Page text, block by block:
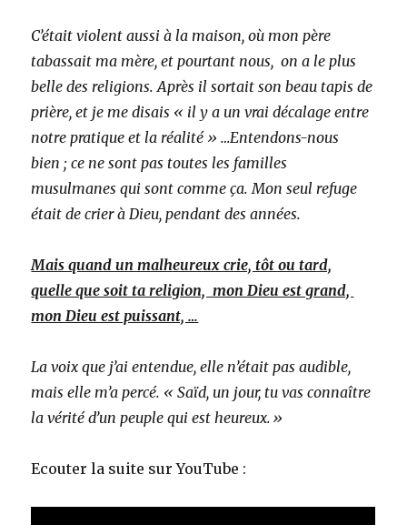
C’était violent aussi à la maison, où mon père
tabassait ma mère, et pourtant nous, on a le plus
belle des religions. Après il sortait son beau tapis de
prière, et je me disais « il y a un vrai décalage entre
notre pratique et la réalité » …Entendons-nous
bien ; ce ne sont pas toutes les familles
musulmanes qui sont comme ça. Mon seul refuge
était de crier à Dieu, pendant des années.
Mais quand un malheureux crie, tôt ou tard,
quelle que soit ta religion, mon Dieu est grand,
mon Dieu est puissant, …
La voix que j’ai entendue, elle n’était pas audible,
mais elle m’a percé. « Saïd, un jour, tu vas connaître
la vérité d’un peuple qui est heureux.»
Ecouter la suite sur YouTube :